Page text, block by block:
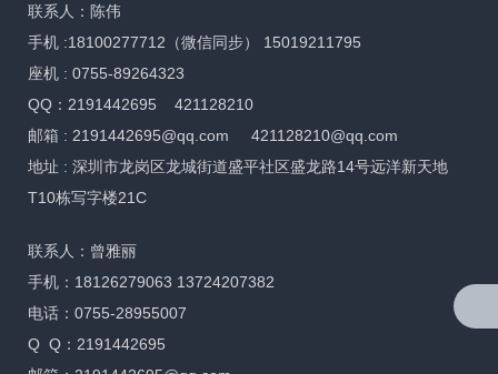
联系人：陈伟
手机 :18100277712（微信同步） 15019211795
座机 : 0755-89264323
QQ：2191442695 421128210
邮箱 : 2191442695@qq.com 421128210@qq.com
地址 : 深圳市龙岗区龙城街道盛平社区盛龙路14号远洋新天地
T10栋写字楼21C
联系人：曾雅丽
手机：18126279063 13724207382
电话：0755-28955007
Q Q：2191442695